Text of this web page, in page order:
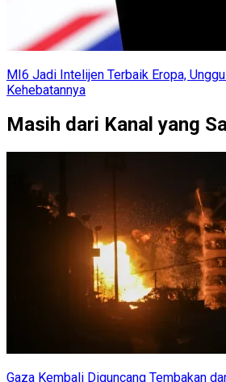
MI6 Jadi Intelijen Terbaik Eropa,
Kehebatannya
Masih dari Kanal yang
Gaza Kembali Diguncang Tembakan